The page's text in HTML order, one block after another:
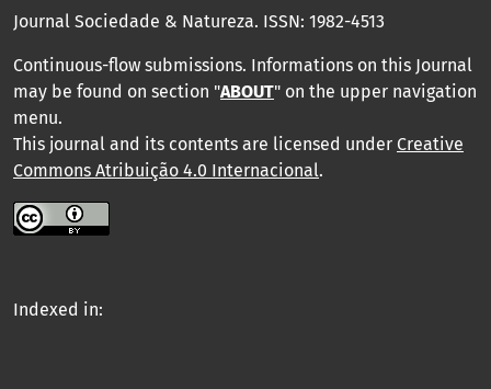
Journal Sociedade & Natureza. ISSN: 1982-4513
Continuous-flow submissions. Informations on this Journal
may be found on section "ABOUT" on the upper navigation
menu.
This journal and its contents are licensed under Creative
Commons Atribuição 4.0 Internacional.
Indexed in: